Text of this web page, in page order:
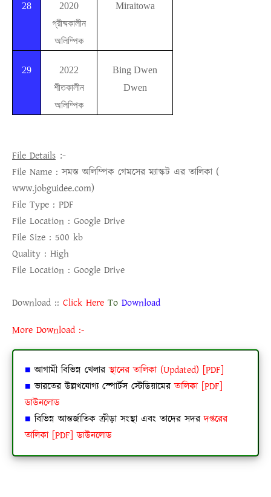
28
2020
গ্রীষ্মকালীন
অলিম্পিক
Miraitowa
29
2022
শীতকালীন
অলিম্পিক
Bing Dwen
Dwen
File Details :-
File Name :সমস্ত অলিম্পিক গেমসের ম্যাস্কট এর তালিকা (
www.jobguidee.com)
File Type : PDF
File Location : Google Drive
File Size : 500 kb
Quality : High
File Location : Google Drive
Download :: Click Here To Download
More Download :-
■আগামী বিভিন্ন খেলারস্থানের তালিকা (Updated) [PDF]
■ভারতের উল্লখযোগ্য স্পোর্টস স্টেডিয়ামের তালিকা [PDF]
ডাউনলোড
■বিভিন্ন আন্তর্জাতিক ক্রীড়া সংস্থা এবং তাদের সদরদপ্তরের
তালিকা [PDF] ডাউনলোড